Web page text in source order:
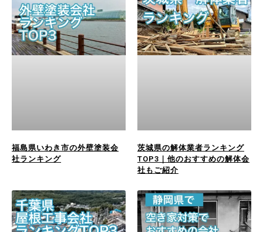
福島県いわき市の外壁塗装会
社ランキング
茨城県の解体業者ランキング
TOP3｜他のおすすめの解体会
社もご紹介